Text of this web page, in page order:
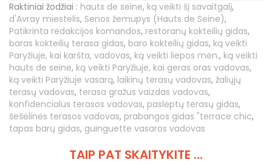
Raktiniai žodžiai : hauts de seine, ką veikti šį savaitgalį,
d'Avray miestelis, Senos žemupys (Hauts de Seine),
Patikrinta redakcijos komandos, restoranų kokteilių gidas,
baras kokteilių terasa gidas, baro kokteilių gidas, ką veikti
Paryžiuje, kai karšta, vadovas, ką veikti liepos mėn., ką veikti
hauts de seine, ką veikti Paryžiuje, kai geras oras vadovas,
ką veikti Paryžiuje vasarą, laikinų terasų vadovas, žaliųjų
terasų vadovas, terasa gražus vaizdas vadovas,
konfidencialus terasos vadovas, paslėptų terasų gidas,
šešėlinės terasos vadovas, prabangos gidas "terrace chic,
tapas barų gidas, guinguette vasaros vadovas
TAIP PAT SKAITYKITE ...